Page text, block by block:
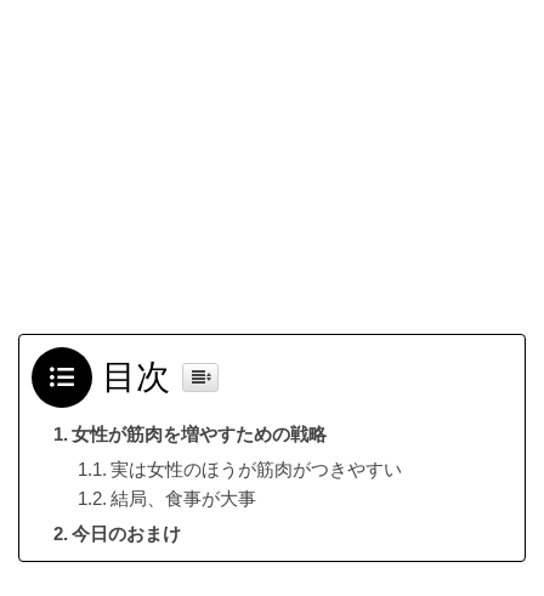
目次
女性が筋肉を増やすための戦略
実は女性のほうが筋肉がつきやすい
結局、食事が大事
今日のおまけ